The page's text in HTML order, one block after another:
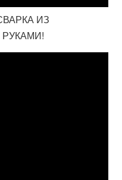
ИЗ